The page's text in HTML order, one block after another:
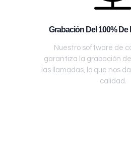
Grabación Del 100%
Nuestro software de
garantiza la grabación
las llamadas, lo que nos
calidad.